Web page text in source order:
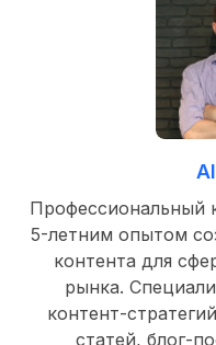
Профессиональный
5-летним опытом
контента для
рынка.
контент-
статей, блог-